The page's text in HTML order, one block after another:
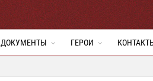
ДОКУМЕНТЫ ГЕРОИ